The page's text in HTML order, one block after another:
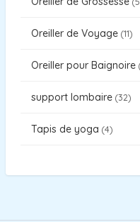
Oreiller de Voyage 11
Oreiller pour Baignoire
support lombaire 32
Tapis de yoga 4